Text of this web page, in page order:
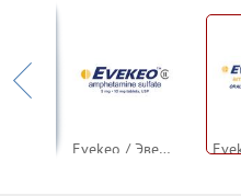
Evekeo / Эвекейо / Эвекео (амфетамин)